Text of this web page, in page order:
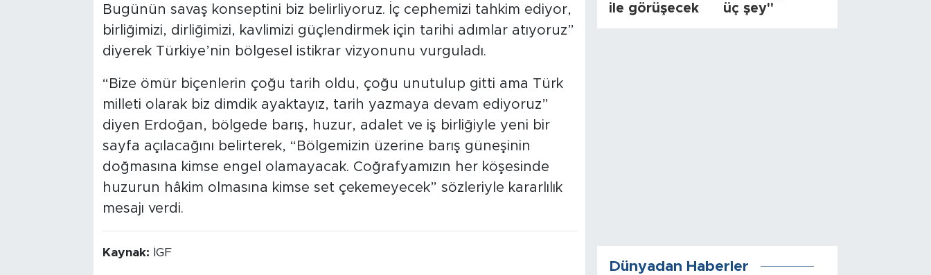
Bugünün savaş konseptini biz belirliyoruz. İç cephemizi tahkim ediyor,
birliğimizi, dirliğimizi, kavlimizi güçlendirmek için tarihi adımlar atıyoruz”
diyerek Türkiye’nin bölgesel istikrar vizyonunu vurguladı.
“Bize ömür biçenlerin çoğu tarih oldu, çoğu unutulup gitti ama Türk
milleti olarak biz dimdik ayaktayız, tarih yazmaya devam ediyoruz”
diyen Erdoğan, bölgede barış, huzur, adalet ve iş birliğiyle yeni bir
sayfa açılacağını belirterek, “Bölgemizin üzerine barış güneşinin
doğmasına kimse engel olamayacak. Coğrafyamızın her köşesinde
huzurun hâkim olmasına kimse set çekemeyecek” sözleriyle kararlılık
mesajı verdi.
Kaynak: İGF
ile görüşecek
üç şey"
Dünyadan Haberler